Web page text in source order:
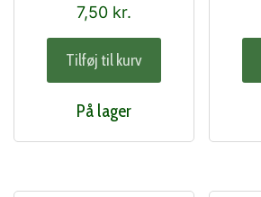
7,50 kr.
Tilføj til kurv
På lager